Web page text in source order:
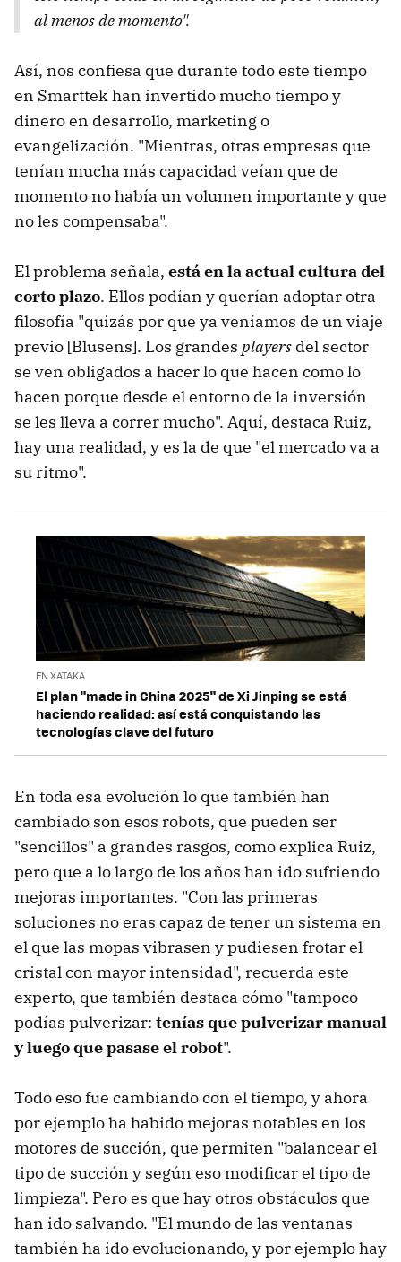
al menos de momento".
Así, nos confiesa que durante todo este tiempo
en Smarttek han invertido mucho tiempo y
dinero en desarrollo, marketing o
evangelización. "Mientras, otras empresas que
tenían mucha más capacidad veían que de
momento no había un volumen importante y que
no les compensaba".
El problema señala, está en la actual cultura del
corto plazo. Ellos podían y querían adoptar otra
filosofía "quizás por que ya veníamos de un viaje
previo [Blusens]. Los grandes players del sector
se ven obligados a hacer lo que hacen como lo
hacen porque desde el entorno de la inversión
se les lleva a correr mucho". Aquí, destaca Ruiz,
hay una realidad, y es la de que "el mercado va a
su ritmo".
EN XATAKA
El plan "made in China 2025" de Xi Jinping se está
haciendo realidad: así está conquistando las
tecnologías clave del futuro
En toda esa evolución lo que también han
cambiado son esos robots, que pueden ser
"sencillos" a grandes rasgos, como explica Ruiz,
pero que a lo largo de los años han ido sufriendo
mejoras importantes. "Con las primeras
soluciones no eras capaz de tener un sistema en
el que las mopas vibrasen y pudiesen frotar el
cristal con mayor intensidad", recuerda este
experto, que también destaca cómo "tampoco
podías pulverizar: tenías que pulverizar manual
y luego que pasase el robot".
Todo eso fue cambiando con el tiempo, y ahora
por ejemplo ha habido mejoras notables en los
motores de succión, que permiten "balancear el
tipo de succión y según eso modificar el tipo de
limpieza". Pero es que hay otros obstáculos que
han ido salvando. "El mundo de las ventanas
también ha ido evolucionando, y por ejemplo hay